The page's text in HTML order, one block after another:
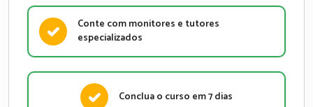
Conte com monitores e tutores
especializados
Conclua o curso em 7 dias